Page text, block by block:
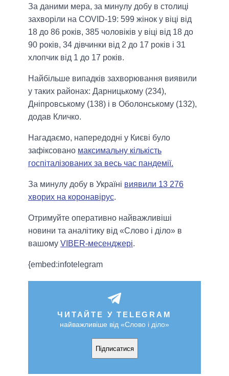
За даними мера, за минулу добу в столиці
захворіли на COVID-19: 599 жінок у віці від
18 до 86 років, 385 чоловіків у віці від 18 до
90 років, 34 дівчинки від 2 до 17 років і 31
хлопчик від 1 до 17 років.
Найбільше випадків захворювання виявили
у таких районах: Дарницькому (234),
Дніпровському (138) і в Оболонському (132),
додав Кличко.
Нагадаємо, напередодні у Києві було
зафіксовано максимальну кількість
госпіталізованих за весь час пандемії.
За минулу добу в Україні виявили 13 276
хворих на коронавірус.
Отримуйте оперативно найважливіші
новини та аналітику від «Слово і діло» в
вашому VIBER-месенджері.
{embed:infotelegram
ЧИТАЙТЕ У TELEGRAM
найважливіше від «Слово і діло»
Підписатися